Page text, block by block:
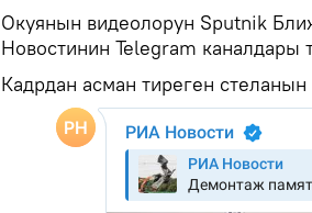
Окуянын видеолорун Sputnik
Новостинин Telegram каналдары
Кадрдан асман тиреген стеланын